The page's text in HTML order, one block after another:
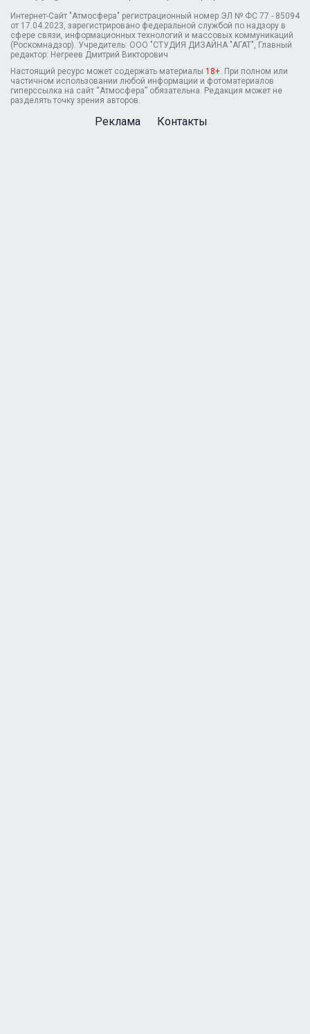
Интернет-Сайт "Атмосфера" регистрационный номер ЭЛ № ФС 77 - 85094
от 17.04.2023, зарегистрировано федеральной службой по надзору в
сфере связи, информационных технологий и массовых коммуникаций
(Роскомнадзор). Учредитель: ООО "СТУДИЯ ДИЗАЙНА "АГАТ", Главный
редактор: Негреев Дмитрий Викторович
Настоящий ресурс может содержать материалы 18+ . При полном или
частичном использовании любой информации и фотоматериалов
гиперссылка на сайт “Атмосфера” обязательна. Редакция может не
разделять точку зрения авторов.
Реклама Контакты